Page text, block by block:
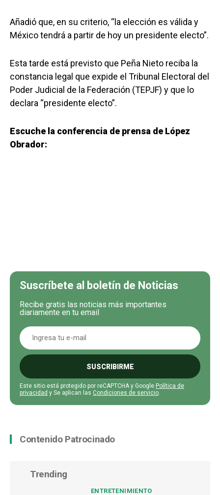
Añadió que, en su criterio, “la elección es válida y
México tendrá a partir de hoy un presidente electo”.
Esta tarde está previsto que Peña Nieto reciba la
constancia legal que expide el Tribunal Electoral del
Poder Judicial de la Federación (TEPJF) y que lo
declara “presidente electo”.
Escuche la conferencia de prensa de López
Obrador:
Suscríbete al boletín de Noticias
Recibe gratis las noticias más importantes
diariamente en tu email
SUSCRIBIRME
Este sitio está protegido por reCAPTCHA y Google Política de
privacidad y Se aplican las Condiciones de servicio.
Contenido Patrocinado
Trending
ENTRETENIMIENTO